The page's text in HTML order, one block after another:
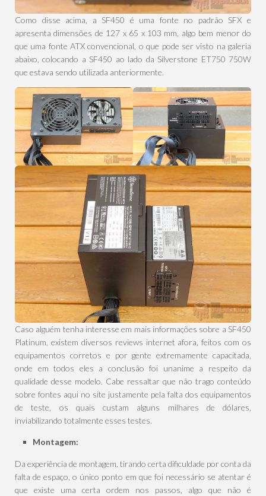
Como disse acima, a SF450 é uma fonte no padrão SFX e
apresenta dimensões de 127 x 65 x 103 mm, algo bem menor do
que uma fonte ATX convencional, o que pode ser visto na galeria
abaixo, colocando a SF450 ao lado da Silverstone ET750 750W
que estava sendo utilizada anteriormente.
Caso alguém tenha interesse em mais informações sobre a SF450
Platinum, existem diversos reviews internet afora, feitos com os
equipamentos corretos e por gente extremamente capacitada,
onde em todos eles a conclusão foi unanime a respeito da
qualidade desse modelo. Cabe ressaltar que não trago conteúdo
sobre fontes aqui no site justamente pela falta dos equipamentos
de teste, os quais custam alguns milhares de dólares,
inviabilizando totalmente esses testes.
Montagem:
Da experiência de montagem, tirando certa dificuldade por conta da
falta de espaço, o único ponto em que foi necessário se atentar é
que existe uma certa ordem nos passos, algo que não é